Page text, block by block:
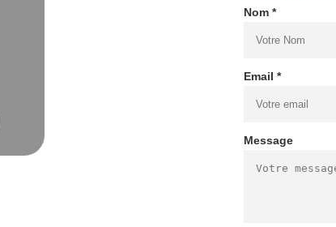
Nom *
Email *
Message